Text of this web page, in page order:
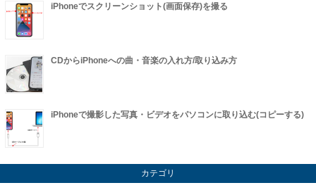
iPhoneでスクリーンショット(画面保存)を撮る
CDからiPhoneへの曲・音楽の入れ方/取り込み方
iPhoneで撮影した写真・ビデオをパソコンに取り込む(コピーする)
カテゴリ